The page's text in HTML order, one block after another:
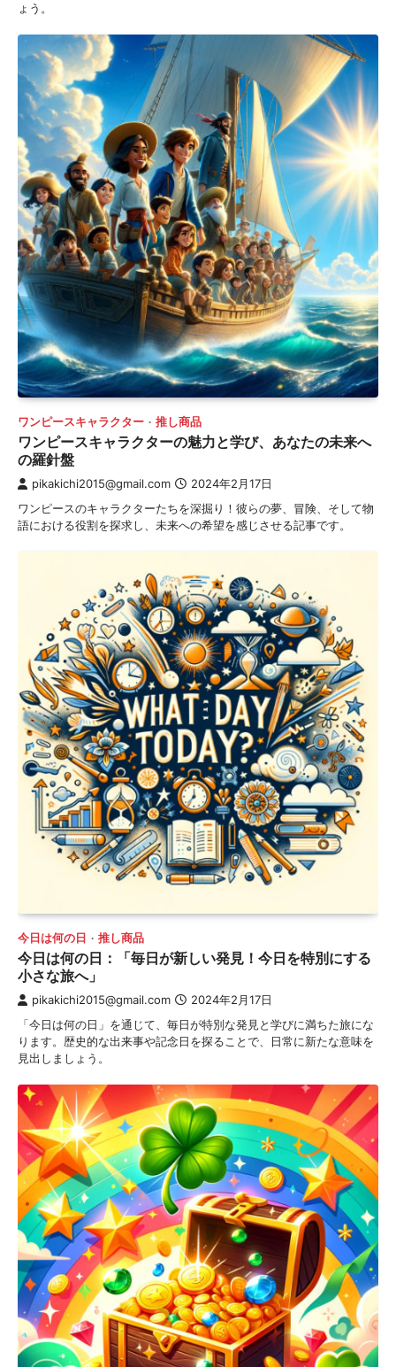
ょう。
ワンピースキャラクター 推し商品
ワンピースキャラクターの魅力と学び、あなたの未来へ
の羅針盤
pikakichi2015@gmail.com 2024年2月17日
ワンピースのキャラクターたちを深掘り！彼らの夢、冒険、そして物
語における役割を探求し、未来への希望を感じさせる記事です。
今日は何の日 推し商品
今日は何の日：「毎日が新しい発見！今日を特別にする
小さな旅へ」
pikakichi2015@gmail.com 2024年2月17日
「今日は何の日」を通じて、毎日が特別な発見と学びに満ちた旅にな
ります。歴史的な出来事や記念日を探ることで、日常に新たな意味を
見出しましょう。